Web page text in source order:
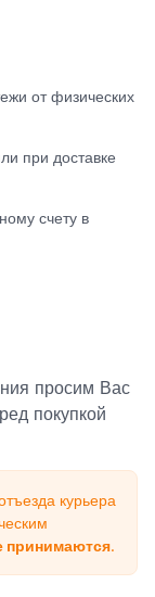
от физических
при доставке
счету в
просим Вас
покупкой
курьера
принимаются.